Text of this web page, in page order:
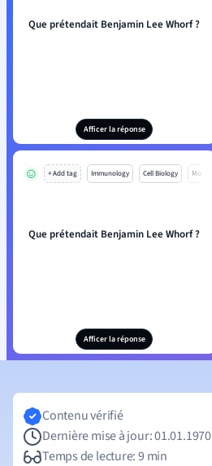
Que prétendait Benjamin Lee Whorf ?
Afficer la réponse
+ Add tag Immunology Cell Biology Mo
Que prétendait Benjamin Lee Whorf ?
Afficer la réponse
Contenu vérifié
Dernière mise à jour: 01.01.1970
Temps de lecture: 9 min